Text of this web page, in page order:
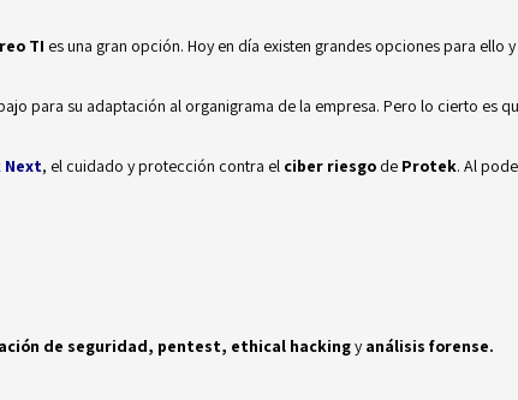
TI es una gran opción. Hoy en día existen grandes opciones para ello
para su adaptación al organigrama de la empresa. Pero lo cierto es
Next, el cuidado y protección contra el ciber riesgo de Protek. Al
de seguridad, pentest, ethical hackingyanálisis forense.